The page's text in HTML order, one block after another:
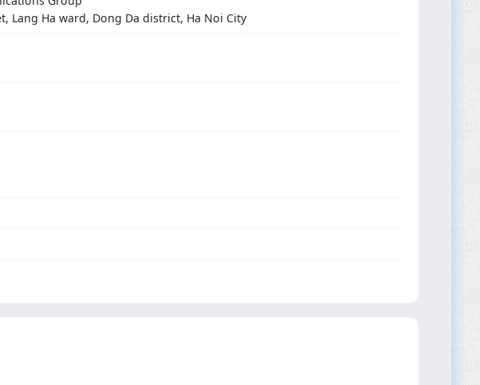
Lang Ha ward, Dong Da district, Ha Noi City